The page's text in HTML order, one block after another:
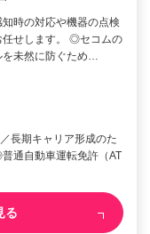
時の対応や機器の点検
任せします。 ◎セコムの
未然に防ぐため…
長期キャリア形成のた
通自動車運転免許（AT
る